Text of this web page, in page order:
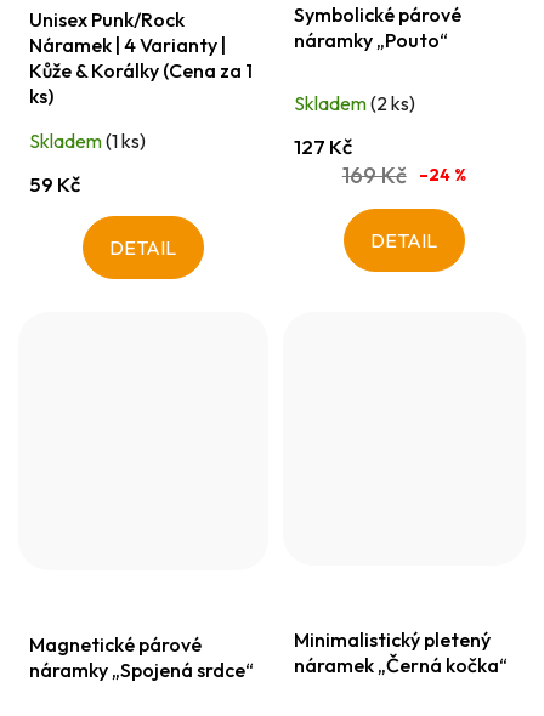
Unisex Punk/Rock
Náramek | 4 Varianty |
Kůže & Korálky (Cena za 1
ks)
Skladem(1 ks)
59 Kč
DETAIL
Symbolické párové
náramky „Pouto“
Skladem(2 ks)
127 Kč
169 Kč –24 %
DETAIL
Magnetické párové
náramky „Spojená srdce“
Minimalistický pletený
náramek „Černá kočka“